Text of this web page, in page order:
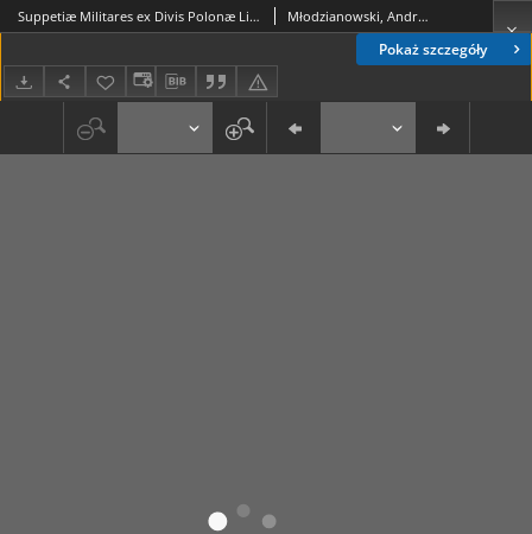
Pokaż szczegóły
Suppetiæ Militares ex Divis Polonæ Lituanæq[ue] Gentis Tutelaribus, nec non Sanctis Militibus Scriptae & [...] Michaeli Pac Palatino Vilnensi Supremo M. D. L. Exercituum Duci [...] oblatæ Suppetiæ Militares ex Divis Polonæ Lituanæq[ue] Gentis Tutelaribus, nec non Sanctis Militibus Scriptae & [...] Michaeli Pac Palatino Vilnensi Supremo M. D. L. Exercituum Duci [...] oblatæ Młodzianowski, Andrzej (1627?-1686); Młodzianowski, Andrzej (1627?-1686)